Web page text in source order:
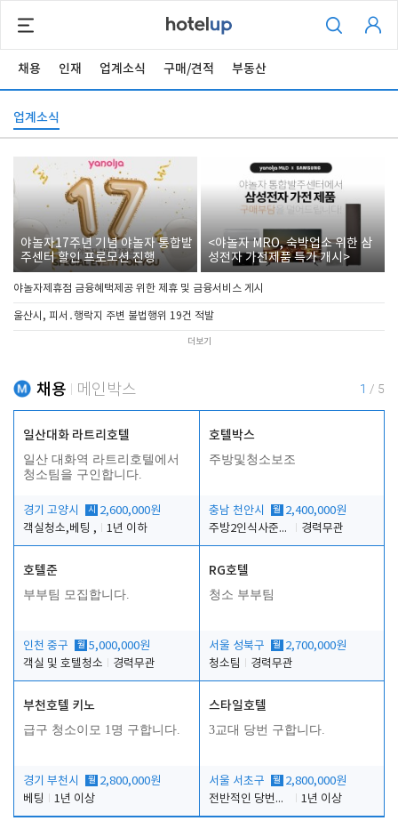
채용 인재 업계소식 구매/견적 부동산
업계소식
야놀자17주년 기념 야놀자 통합발
주센터 할인 프로모션 진행
<야놀자 MRO, 숙박업소 위한 삼
성전자 가전제품 특가 개시>
야놀자제휴점 금융혜택제공 위한 제휴 및 금융서비스 게시
울산시, 피서․행락지 주변 불법행위 19건 적발
더보기
채용 메인박스 1 / 5
일산대화 라트리호텔
일산 대화역 라트리호텔에서
청소팀을 구인합니다.
경기 고양시 시
2,600,000원
객실청소,베팅 ,
1년 이하
호텔박스
주방및청소보조
충남 천안시 월 2,400,000원
주방2인식사준비및청소린렌보조
경력무관
호텔준
부부팀 모집합니다.
인천 중구 월 5,000,000원
객실 및 호텔청소
경력무관
RG호텔
청소 부부팀
서울 성북구 월 2,700,000원
청소팀
경력무관
부천호텔 키노
급구 청소이모 1명 구합니다.
경기 부천시 월 2,800,000원
베팅
1년 이상
스타일호텔
3교대 당번 구합니다.
서울 서초구 월 2,800,000원
전반적인 당번업무
1년 이상